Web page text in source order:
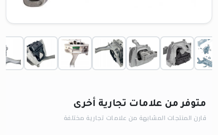
متوفر من علامات تجارية أخرى
قارن المنتجات المشابهة من علامات تجارية مختلفة